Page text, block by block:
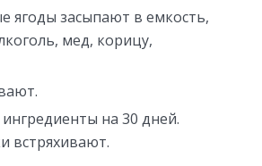
ягоды засыпают в емкость,
мед, корицу,
на 30 дней.
встряхивают.